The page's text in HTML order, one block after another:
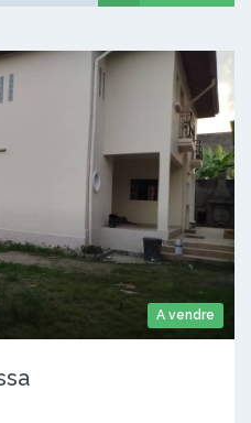
A vendre